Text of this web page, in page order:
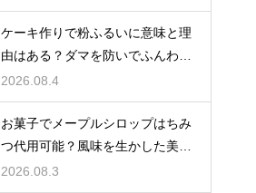
ケーキ作りで粉ふるいに意味と理
由はある？ダマを防いでふんわり
と軽い生地に焼き上げるための基
本
2026.08.4
お菓子でメープルシロップはちみ
つ代用可能？風味を生かした美味
しい技
2026.08.3